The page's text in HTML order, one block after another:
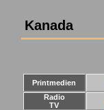
Kanada
Printmedien
Radio
TV